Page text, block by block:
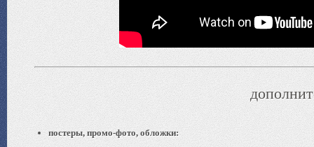
постеры, промо-фото, обложки: